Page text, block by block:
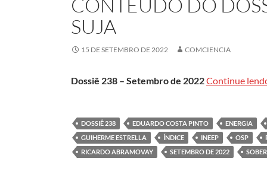
SUJA
15 DE SETEMBRO DE 2022 COMCIENCIA
Dossiê 238 – Setembro de 2022Continue
DOSSIÊ 238 EDUARDO COSTA PINTO ENERGIA
GUIHERME ESTRELLA
ÍNDICE INEEP OSP
RICARDO ABRAMOVAY
SETEMBRO DE 2022